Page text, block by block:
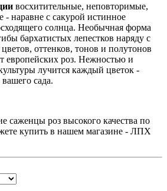
восхитительные, неповторимые,
наравне с сакурой истинное
солнца. Необычная форма
бархатистых лепестков наряду с
оттенков, тонов и полутонов
европейских роз. Нежностью и
лучится каждый цветок -
сада.
саженцы роз высокого качества по
купить в нашем магазине - ЛПХ